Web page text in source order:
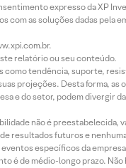
expresso da XP
com as soluções dadas pela
relatório ou seu conteúdo.
como tendência, suporte,
projeções. Desta forma, as
e do setor, podem divergir
não é preestabelecida,
resultados futuros e
específicos da
é de médio-longo prazo. Não